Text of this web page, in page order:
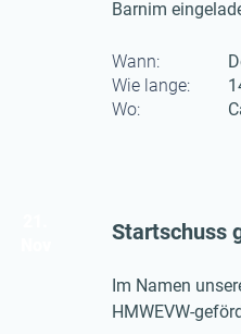
Barnim
Wann:
Wie lange:
Wo:
Startschuss
Im Namen
HMWEVW-